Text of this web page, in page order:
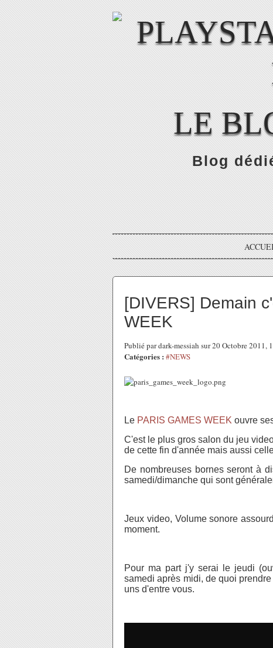
LE
Blog
[DIVERS] Demain
WEEK
Publié par dark-messiah sur 20 Octobre 2011,
Catégories : #NEWS
Le PARIS GAMES WEEK ouvre
C'est le plus gros salon du jeu
de cette fin d'année mais aussi
De nombreuses bornes seront à
samedi/dimanche qui sont
Jeux video, Volume sonore
moment.
Pour ma part j'y serai le jeudi
samedi après midi, de quoi
uns d'entre vous.